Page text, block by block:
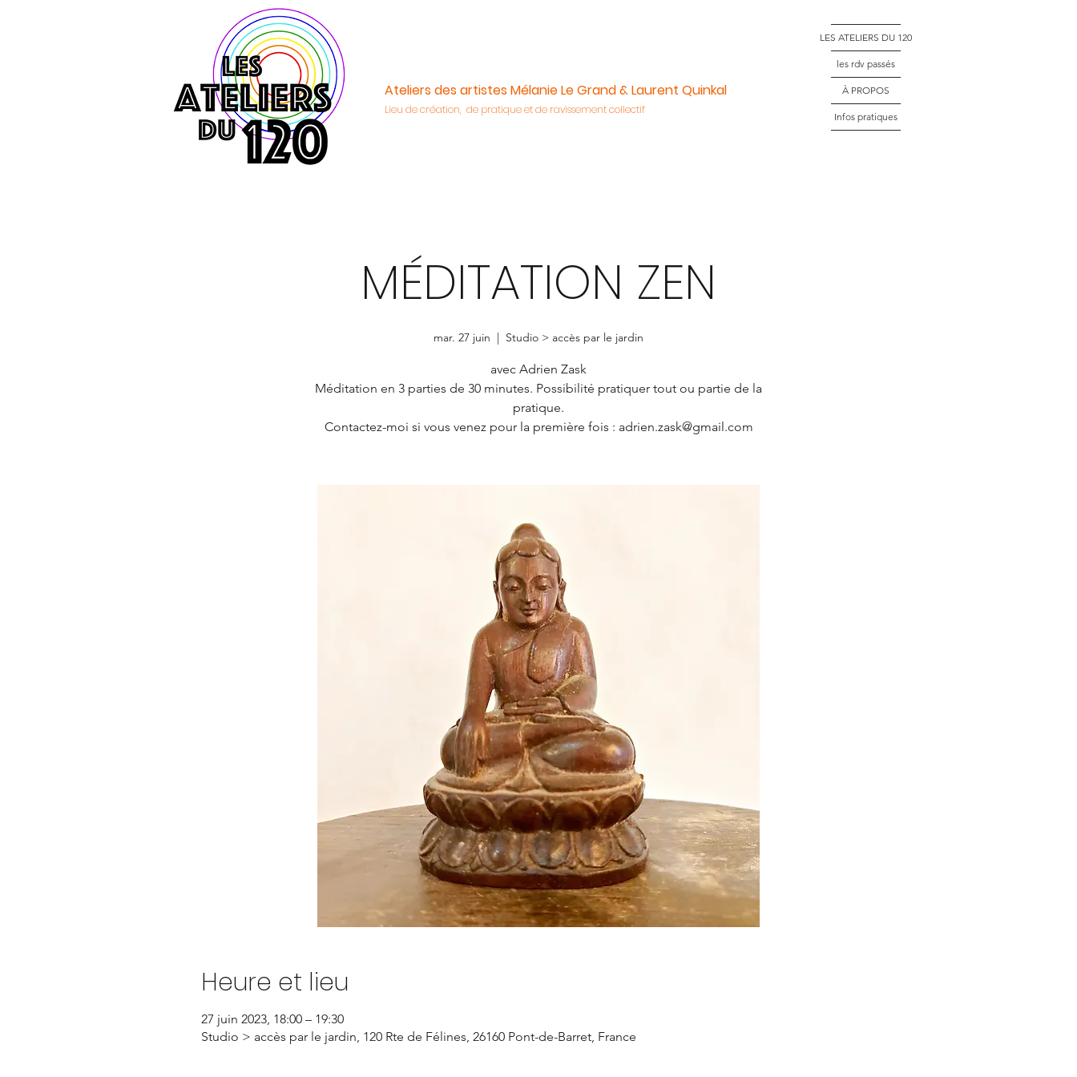
Ateliers des artistes Mélanie Le Grand & Laurent Quinkal
Lieu de création, de pratique et de ravissement collectif
LES ATELIERS DU 120
les rdv passés
À PROPOS
Infos pratiques
MÉDITATION ZEN
mar. 27 juin
  |
Studio > accès par le jardin
avec Adrien Zask
Méditation en 3 parties de 30 minutes. Possibilité pratiquer tout ou partie de la
pratique.
Contactez-moi si vous venez pour la première fois : adrien.zask@gmail.com
Heure et lieu
27 juin 2023, 18:00 – 19:30
Studio > accès par le jardin, 120 Rte de Félines, 26160 Pont-de-Barret, France